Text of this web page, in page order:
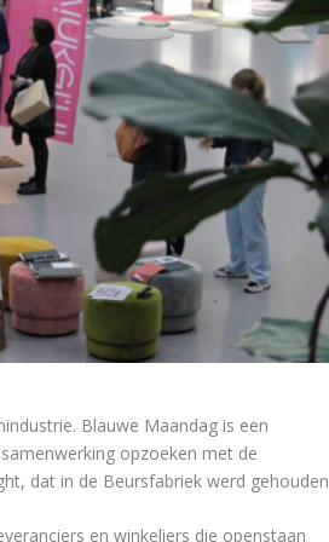
Blauwe Maandag is een
opzoeken met de
dat in de Beursfabriek werd
en winkeliers die openstaan